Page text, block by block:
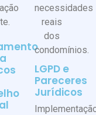
necessidades
reais
dos
condomínios.
LGPD e
Pareceres
Jurídicos